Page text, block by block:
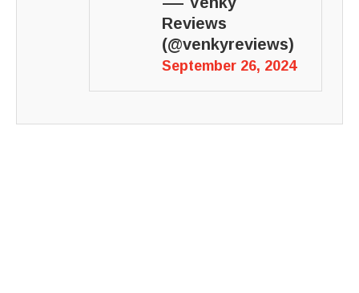
Reviews
(@venkyreviews)
September 26, 2024